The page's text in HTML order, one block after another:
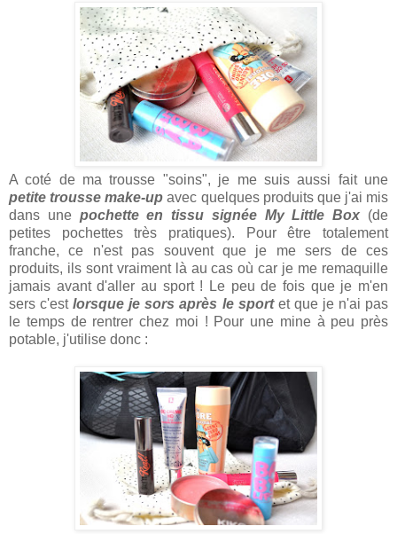
A coté de ma trousse "soins", je me suis aussi fait une
petite trousse make-up avec quelques produits que j'ai mis
dans une pochette en tissu signée My Little Box (de
petites pochettes très pratiques). Pour être totalement
franche, ce n'est pas souvent que je me sers de ces
produits, ils sont vraiment là au cas où car je me remaquille
jamais avant d'aller au sport ! Le peu de fois que je m'en
sers c'estlorsque je sors après le sportet que je n'ai pas
le temps de rentrer chez moi ! Pour une mine à peu près
potable, j'utilise donc :